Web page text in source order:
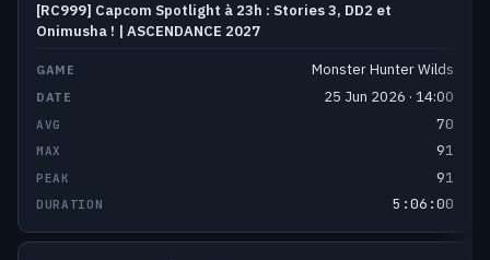
[RC999] Capcom Spotlight à 23h : Stories 3, DD2 et
Onimusha ! | ASCENDANCE 2027
Monster Hunter Wilds
25 Jun 2026 · 14:00
70
91
91
5:06:00